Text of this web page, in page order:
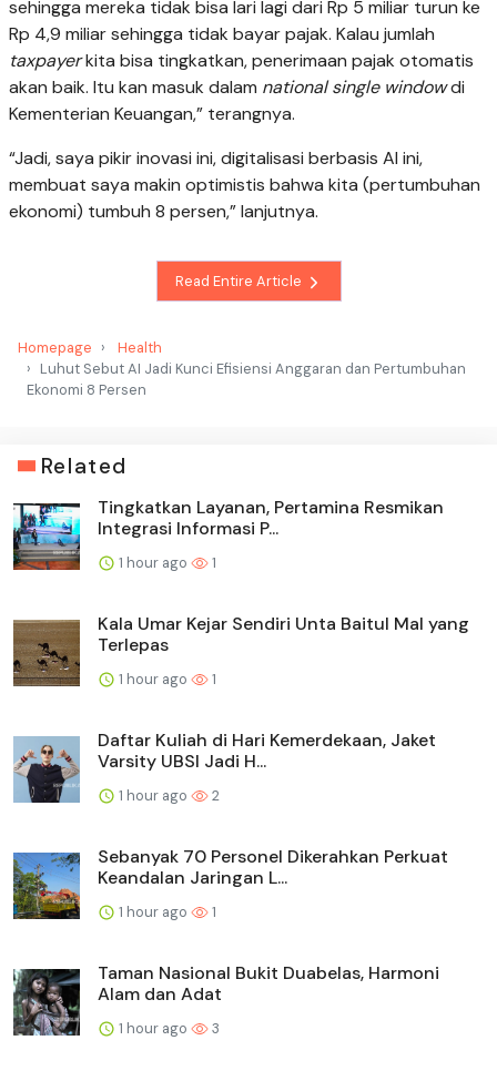
sehingga mereka tidak bisa lari lagi dari Rp 5 miliar turun ke
Rp 4,9 miliar sehingga tidak bayar pajak. Kalau jumlah
taxpayerkita bisa tingkatkan, penerimaan pajak otomatis
akan baik. Itu kan masuk dalam national single windowdi
Kementerian Keuangan,” terangnya.
“Jadi, saya pikir inovasi ini, digitalisasi berbasis AI ini,
membuat saya makin optimistis bahwa kita (pertumbuhan
ekonomi) tumbuh 8 persen,” lanjutnya.
Read Entire Article
Homepage
Health
Luhut Sebut AI Jadi Kunci Efisiensi Anggaran dan Pertumbuhan
Ekonomi 8 Persen
Related
Tingkatkan Layanan, Pertamina Resmikan
Integrasi Informasi P...
1 hour ago 1
Kala Umar Kejar Sendiri Unta Baitul Mal yang
Terlepas
1 hour ago 1
Daftar Kuliah di Hari Kemerdekaan, Jaket
Varsity UBSI Jadi H...
1 hour ago 2
Sebanyak 70 Personel Dikerahkan Perkuat
Keandalan Jaringan L...
1 hour ago 1
Taman Nasional Bukit Duabelas, Harmoni
Alam dan Adat
1 hour ago 3